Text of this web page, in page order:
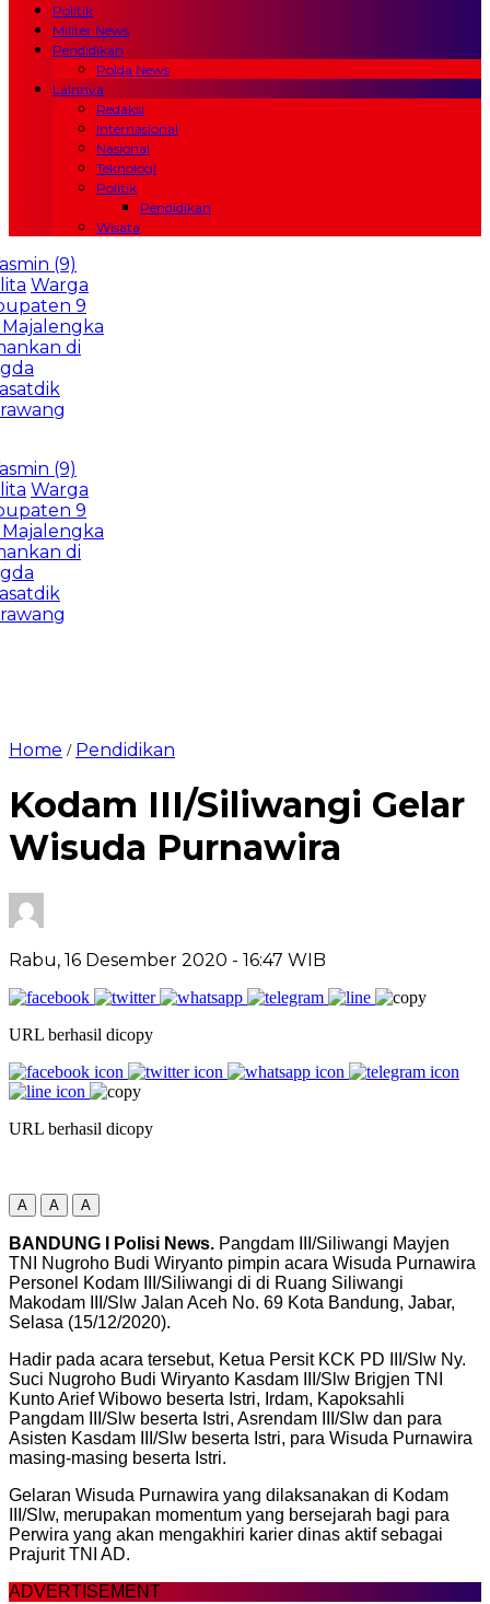
Politik
Militer News
Pendidikan
Polda News
Lainnya
Redaksi
Internasional
Nasional
Teknologi
Politik
Pendidikan
Wisata
(9)
9
di
(9)
9
di
Home / Pendidikan
Kodam III/Siliwangi Gelar
Wisuda Purnawira
Rabu, 16 Desember 2020 - 16:47 WIB
URL berhasil dicopy
URL berhasil dicopy
A A A
BANDUNG I Polisi News. Pangdam III/Siliwangi Mayjen
TNI Nugroho Budi Wiryanto pimpin acara Wisuda Purnawira
Personel Kodam III/Siliwangi di di Ruang Siliwangi
Makodam III/Slw Jalan Aceh No. 69 Kota Bandung, Jabar,
Selasa (15/12/2020).
Hadir pada acara tersebut, Ketua Persit KCK PD III/Slw Ny.
Suci Nugroho Budi Wiryanto Kasdam III/Slw Brigjen TNI
Kunto Arief Wibowo beserta Istri, Irdam, Kapoksahli
Pangdam III/Slw beserta Istri, Asrendam III/Slw dan para
Asisten Kasdam III/Slw beserta Istri, para Wisuda Purnawira
masing-masing beserta Istri.
Gelaran Wisuda Purnawira yang dilaksanakan di Kodam
III/Slw, merupakan momentum yang bersejarah bagi para
Perwira yang akan mengakhiri karier dinas aktif sebagai
Prajurit TNI AD.
ADVERTISEMENT